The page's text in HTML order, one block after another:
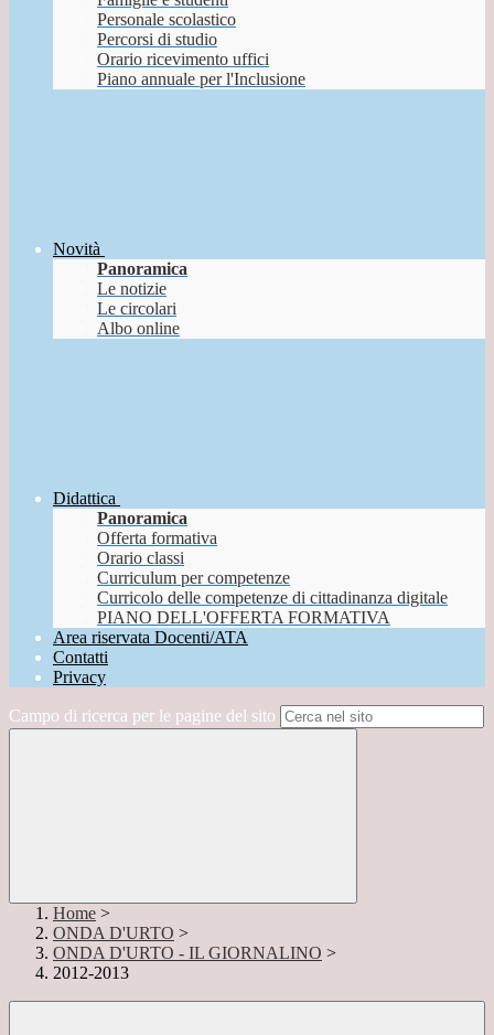
Personale scolastico
Percorsi di studio
Orario ricevimento uffici
Piano annuale per l'Inclusione
Novità
Panoramica
Le notizie
Le circolari
Albo online
Didattica
Panoramica
Offerta formativa
Orario classi
Curriculum per competenze
Curricolo delle competenze di cittadinanza digitale
PIANO DELL'OFFERTA FORMATIVA
Area riservata Docenti/ATA
Contatti
Privacy
Campo di ricerca per le pagine del sito
Home >
ONDA D'URTO >
ONDA D'URTO - IL GIORNALINO >
2012-2013